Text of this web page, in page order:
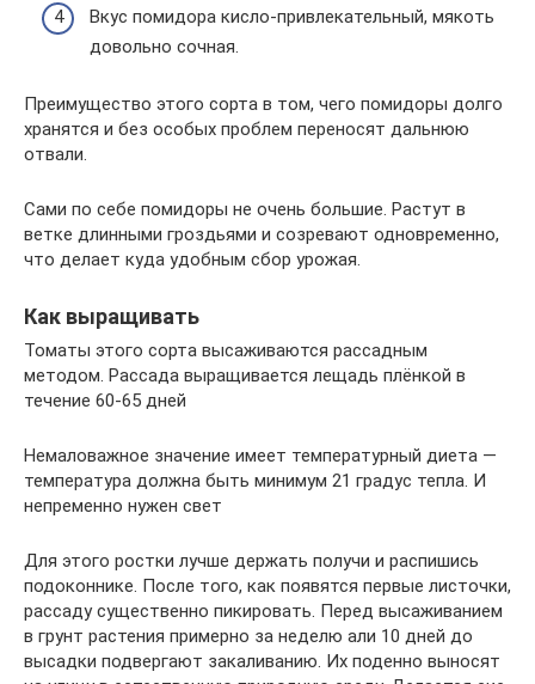
Вкус помидора кисло-привлекательный, мякоть
довольно сочная.
Преимущество этого сорта в том, чего помидоры долго
хранятся и без особых проблем переносят дальнюю
отвали.
Сами по себе помидоры не очень большие. Растут в
ветке длинными гроздьями и созревают одновременно,
что делает куда удобным сбор урожая.
Как выращивать
Томаты этого сорта высаживаются рассадным
методом. Рассада выращивается лещадь плёнкой в
течение 60-65 дней
Немаловажное значение имеет температурный диета —
температура должна быть минимум 21 градус тепла. И
непременно нужен свет
Для этого ростки лучше держать получи и распишись
подоконнике. После того, как появятся первые листочки,
рассаду существенно пикировать. Перед высаживанием
в грунт растения примерно за неделю али 10 дней до
высадки подвергают закаливанию. Их поденно выносят